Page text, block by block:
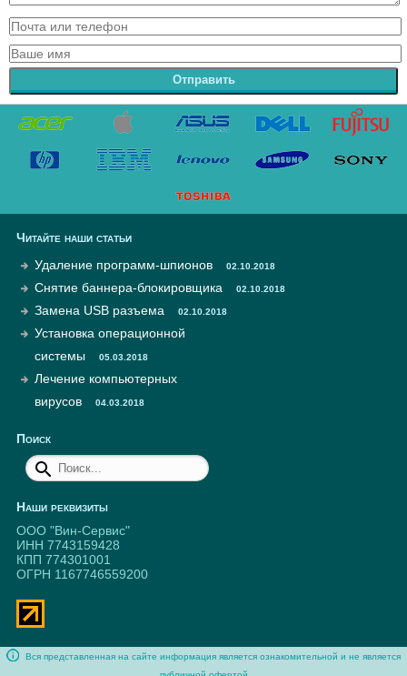
Отправить
Читайте наши статьи
Удаление программ-шпионов
02.10.2018
Снятие баннера-блокировщика 02.10.2018
Замена USB разъема 02.10.2018
Установка операционной
системы
05.03.2018
Лечение компьютерных
вирусов
04.03.2018
Поиск
Наши реквизиты
ООО "Вин-Сервис"
ИНН 7743159428
КПП 774301001
ОГРН 1167746559200
Вся представленная на сайте информация является ознакомительной и не является